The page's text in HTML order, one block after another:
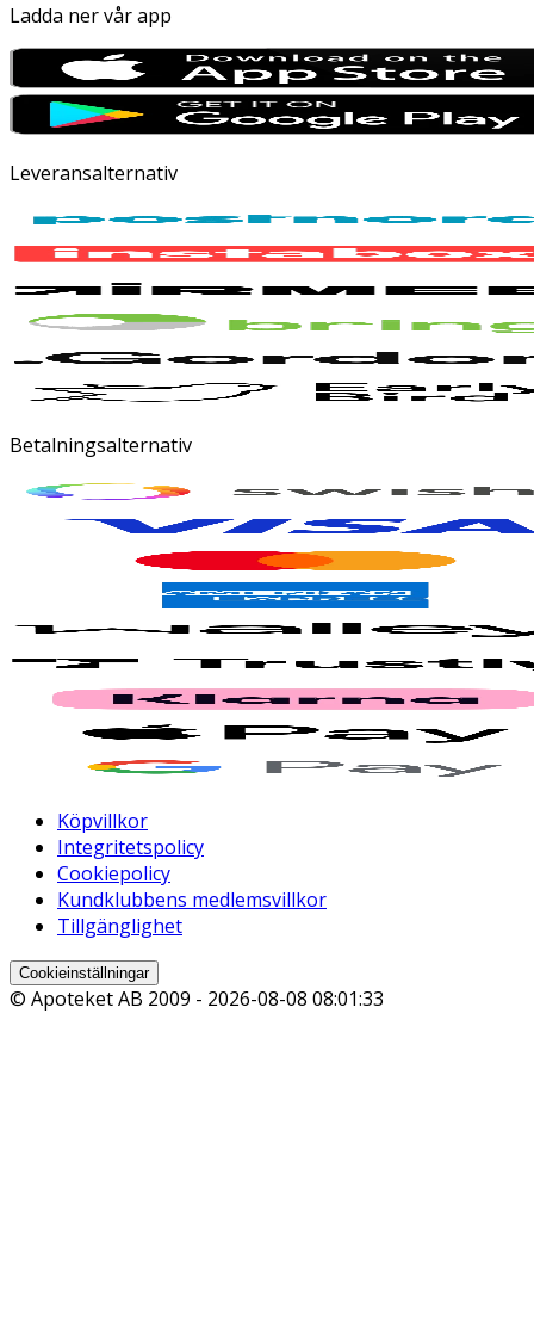
Ladda ner vår app
Leveransalternativ
Betalningsalternativ
Köpvillkor
Integritetspolicy
Cookiepolicy
Kundklubbens medlemsvillkor
Tillgänglighet
Cookieinställningar
© Apoteket AB 2009 - 2026-08-08 08:01:33